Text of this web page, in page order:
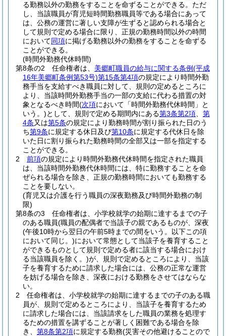
る勤務以外の勤務をすることを命ずることができる。 ただ
し、当該職員が育児短時間勤務職員等である場合にあって
は、公務の運営に著しい支障が生ずると認められる場合と
して規則で定める場合に限り、正規の勤務時間以外の時間
において同項に掲げる勤務以外の勤務をすることを命ずる
ことができる。
(時間外勤務代休時間)
第8条の2
任命権者は、 美郷町職員の給与に関する条例(平成
16年美郷町条例第53号)第15条第4項の規定により時間外勤
務手当を支給すべき職員に対して、規則の定めるところに
より、当該時間外勤務手当の一部の支給に代わる措置の対
象となるべき時間(次項において「時間外勤務代休時間」と
いう。)として、規則で定める期間内にある第3条第2項
第
4条又は第5条の規定により勤務時間が割り振られた日のう
ち第9条に規定する休日及び第10条に規定する代休日を除
いた日に割り振られた勤務時間の全部又は一部を指定する
ことができる。
2
前項の規定により時間外勤務代休時間を指定された職員
は、当該時間外勤務代休時間には、特に勤務することを命
ぜられる場合を除き、正規の勤務時間においても勤務する
ことを要しない。
(育児又は介護を行う職員の深夜勤務及び時間外勤務の制
限)
第8条の3
任命権者は、小学校就学の始期に達するまでの子
のある職員(職員の配偶者で当該子の親であるものが、深夜
(午後10時から翌日の午前5時までの間をいう。以下この項
において同じ。)において常態として当該子を養育すること
ができるものとして規則で定める者に該当する場合におけ
る当該職員を除く。)が、規則で定めるところにより、当該
子を養育するために請求した場合には、公務の正常な運営
を妨げる場合を除き、深夜における勤務をさせてはならな
い。
2
任命権者は、小学校就学の始期に達するまでの子のある職
員が、規則で定めるところにより、当該子を養育するため
に請求した場合には、当該請求をした職員の業務を処理す
るための措置を講ずることが著しく困難である場合を除
き、 第8条第2項に規定する勤務(災害その他避けることので